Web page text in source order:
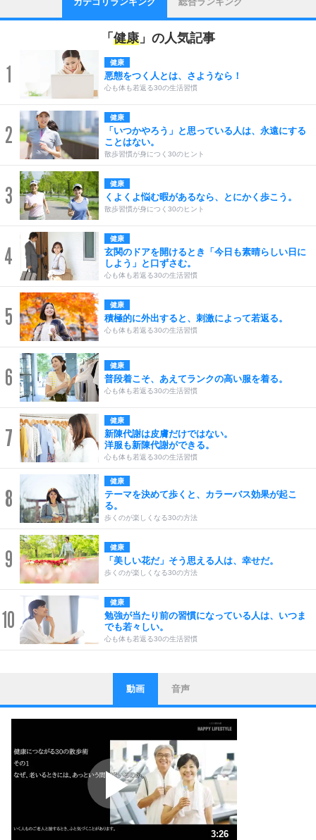
「 健康」の人気記事
1 健康
悪態をつく人とは、さようなら！
心も体も若返る30の生活習慣
2
健康
「いつかやろう」と思っている人は、永遠にする
ことはない。
散歩習慣が身につく30のヒント
3 健康
くよくよ悩む暇があるなら、とにかく歩こう。
散歩習慣が身につく30のヒント
4
健康
玄関のドアを開けるとき「今日も素晴らしい日に
しよう」と口ずさむ。
心も体も若返る30の生活習慣
5 健康
積極的に外出すると、刺激によって若返る。
心も体も若返る30の生活習慣
6 健康
普段着こそ、あえてランクの高い服を着る。
心も体も若返る30の生活習慣
7
健康
新陳代謝は皮膚だけではない。
洋服も新陳代謝ができる。
心も体も若返る30の生活習慣
8
健康
テーマを決めて歩くと、カラーバス効果が起こ
る。
歩くのが楽しくなる30の方法
9 健康
「美しい花だ」そう思える人は、幸せだ。
歩くのが楽しくなる30の方法
10
健康
勉強が当たり前の習慣になっている人は、いつま
でも若々しい。
心も体も若返る30の生活習慣
1
ストレス対策
他人と比べない。
いっそのこと、他人を見ない。
いらいらしない人になる30の方法
プラス思考
ポジティブになれない原因は、行動しないから。
ポジティブ思考になる30の方法
ストレス対策
人生、なんとかなるもの。
動画 音声
3:26